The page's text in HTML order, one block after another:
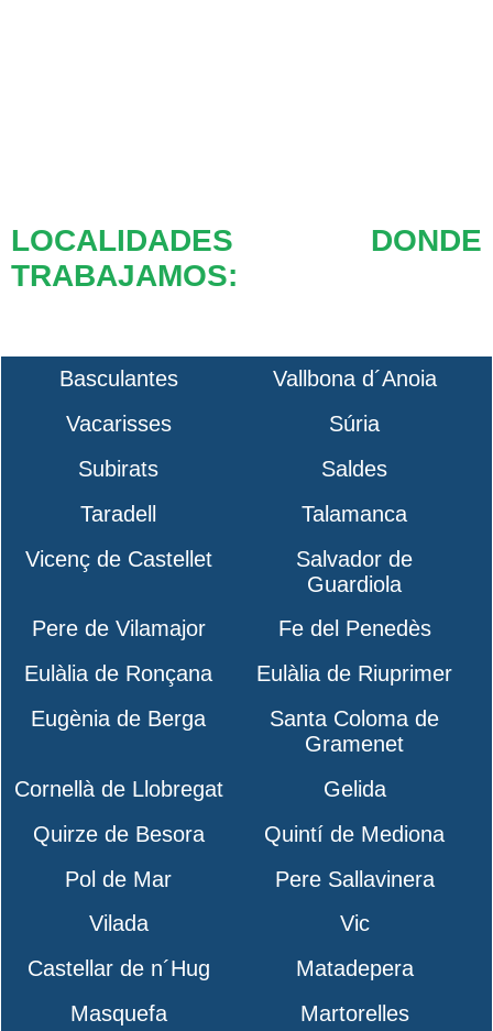
LOCALIDADES DONDE
TRABAJAMOS:
Basculantes
Vallbona d´Anoia
Vacarisses
Súria
Subirats
Saldes
Taradell
Talamanca
Vicenç de Castellet
Salvador de
Guardiola
Pere de Vilamajor
Fe del Penedès
Eulàlia de Ronçana
Eulàlia de Riuprimer
Eugènia de Berga
Santa Coloma de
Gramenet
Cornellà de Llobregat
Gelida
Quirze de Besora
Quintí de Mediona
Pol de Mar
Pere Sallavinera
Vilada
Vic
Castellar de n´Hug
Matadepera
Masquefa
Martorelles